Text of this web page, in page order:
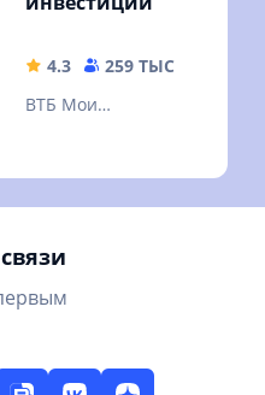
MB4.3 259 ТЫС
ВТБ Мои
помощник по
торговле на бирже